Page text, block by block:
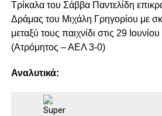
Τρίκαλα του Σάββα Παντελίδη
Δράμας του Μιχάλη Γρηγορίου με
μεταξύ τους παιχνίδι στις 29
(Ατρόμητος – ΑΕΛ 3-0)
Αναλυτικά: